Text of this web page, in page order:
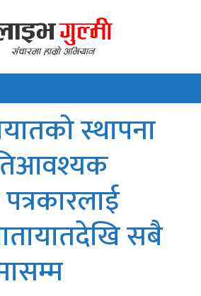
स्थापना
पत्रकारलाई
सबै